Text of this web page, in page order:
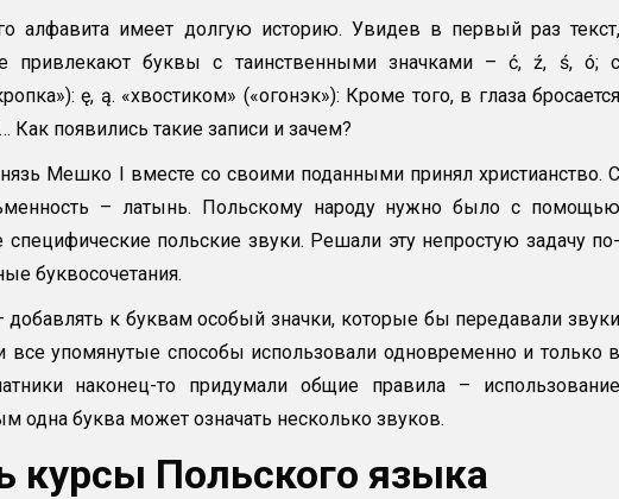
алфавита имеет долгую историю. Увидев в первый раз текст,
привлекают буквы с таинственными значками – ć, ź, ś, ó; с
ę, ą. «хвостиком» («огонэк»): Кроме того, в глаза бросается
Как появились такие записи и зачем?
Мешко I вместе со своими поданными принял христианство. С
– латынь. Польскому народу нужно было с помощью
специфические польские звуки. Решали эту непростую задачу по-
буквосочетания.
добавлять к буквам особый значки, которые бы передавали звуки
все упомянутые способы использовали одновременно и только в
наконец-то придумали общие правила – использование
одна буква может означать несколько звуков.
курсы Польского языка